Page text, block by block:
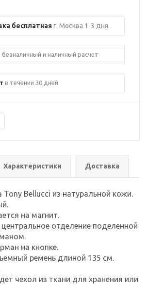
бесплатнаяг. Москва 1-3 дня.
безналичный и наличный расчет
в течении 30 дней
Характеристики Доставка
Tony Bellucci из натуральной кожи.
на магнит.
отделение поделенной
на кнопке.
ремень длиной 135 см.
чехол из ткани для хранения или